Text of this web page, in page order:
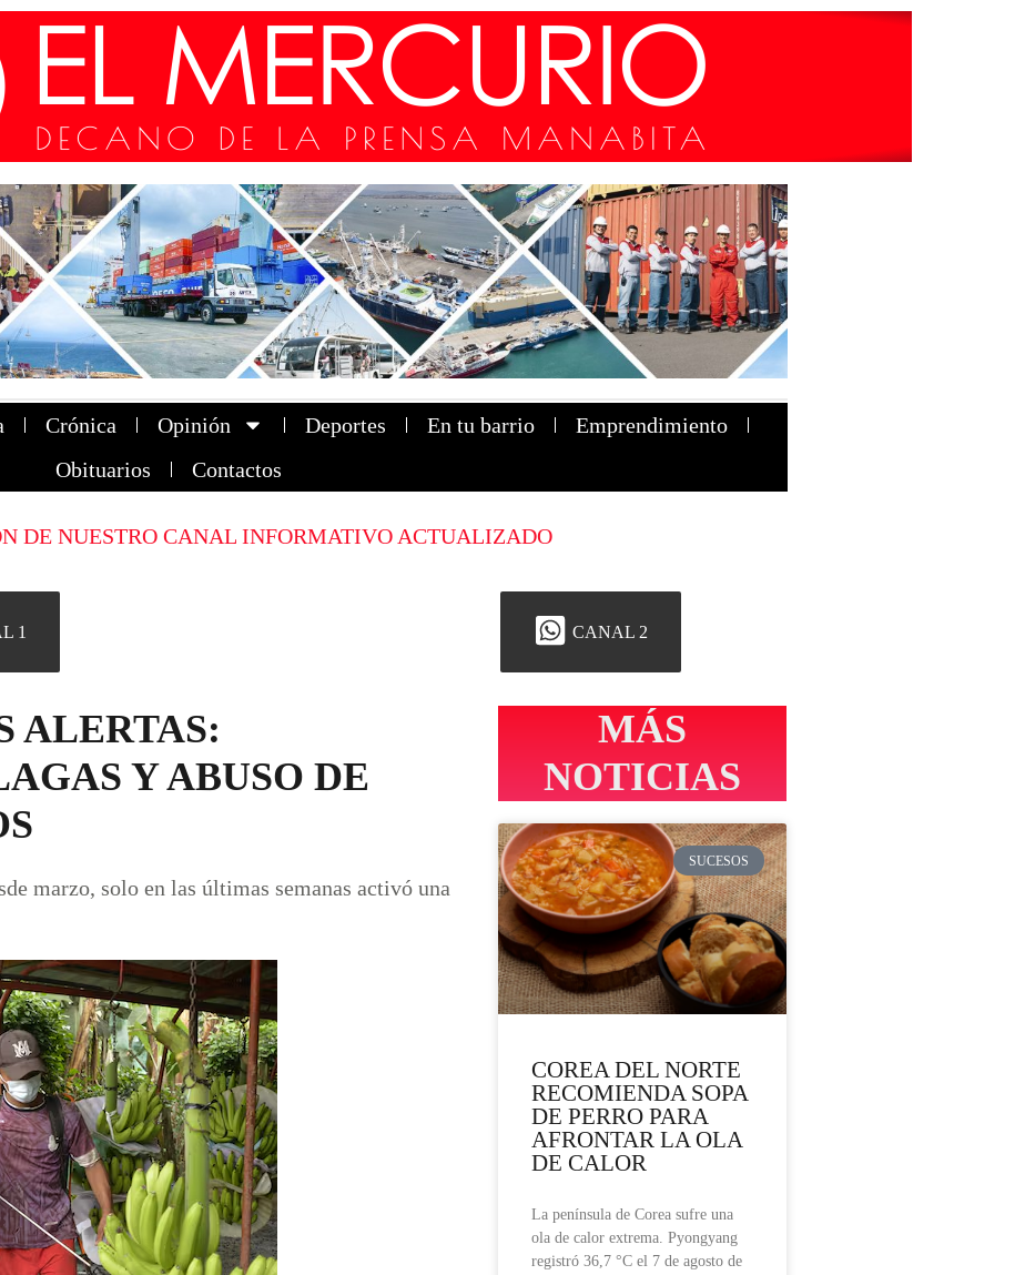
Crónica Opinión Deportes En tu barrio
Emprendimiento
Obituarios
Contactos
DE NUESTRO CANAL INFORMATIVO ACTUALIZADO
1 CANAL 2
ALERTAS:
Y ABUSO DE
marzo, solo en las últimas semanas activó una
MÁS
NOTICIAS
SUCESOS
COREA DEL NORTE
RECOMIENDA SOPA
DE PERRO PARA
AFRONTAR LA OLA
DE CALOR
La península de Corea sufre una
ola de calor extrema. Pyongyang
registró 36,7 °C el 7 de agosto de